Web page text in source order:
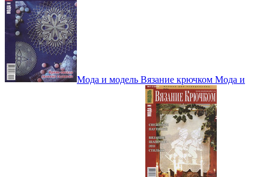
Мода и модель Вязание крючком Мода и